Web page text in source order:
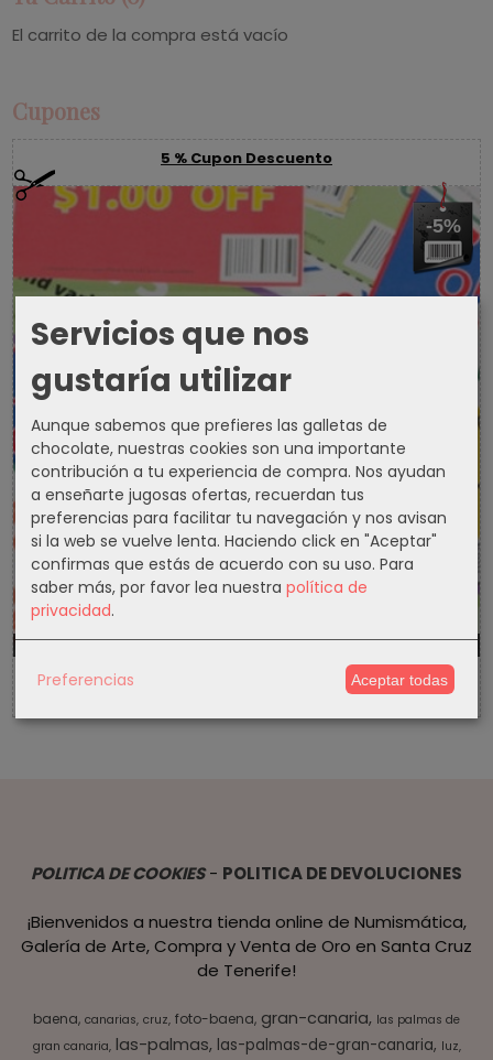
El carrito de la compra está vacío
Cupones
5 % Cupon Descuento
-5%
1301d 23h 39m 14s
POLITICA DE COOKIES- POLITICA DE DEVOLUCIONES
¡Bienvenidos a nuestra tienda online de Numismática,
Galería de Arte, Compra y Venta de Oro en Santa Cruz
de Tenerife!
baena canarias cruz foto-baena gran-canaria las palmas de
gran canaria las-palmas las-palmas-de-gran-canaria luz
Servicios que nos
gustaría utilizar
Aunque sabemos que prefieres las galletas de
chocolate, nuestras cookies son una importante
contribución a tu experiencia de compra. Nos ayudan
a enseñarte jugosas ofertas, recuerdan tus
preferencias para facilitar tu navegación y nos avisan
si la web se vuelve lenta. Haciendo click en "Aceptar"
confirmas que estás de acuerdo con su uso. Para
saber más, por favor lea nuestra política de
privacidad.
Preferencias Aceptar todas